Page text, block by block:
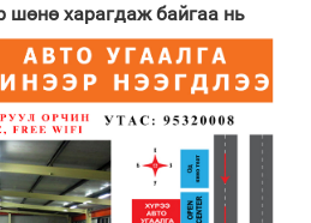
шөнө харагдаж байгаа нь